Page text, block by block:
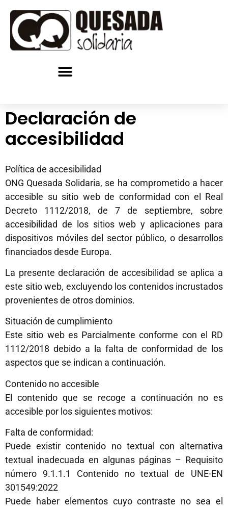
Declaración de
accesibilidad
Política de accesibilidad
ONG Quesada Solidaria, se ha comprometido a hacer
accesible su sitio web de conformidad con el Real
Decreto 1112/2018, de 7 de septiembre, sobre
accesibilidad de los sitios web y aplicaciones para
dispositivos móviles del sector público, o desarrollos
financiados desde Europa.
La presente declaración de accesibilidad se aplica a
este sitio web, excluyendo los contenidos incrustados
provenientes de otros dominios.
Situación de cumplimiento
Este sitio web es Parcialmente conforme con el RD
1112/2018 debido a la falta de conformidad de los
aspectos que se indican a continuación.
Contenido no accesible
El contenido que se recoge a continuación no es
accesible por los siguientes motivos:
Falta de conformidad:
Puede existir contenido no textual con alternativa
textual inadecuada en algunas páginas – Requisito
número 9.1.1.1 Contenido no textual de UNE-EN
301549:2022
Puede haber elementos cuyo contraste no sea el